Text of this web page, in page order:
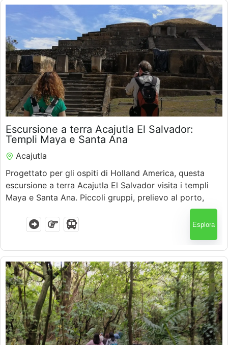
$65.00
7 Ore
Escursione a terra Acajutla El Salvador:
Templi Maya e Santa Ana
Acajutla
Progettato per gli ospiti di Holland America, questa
escursione a terra Acajutla El Salvador visita i templi
Maya e Santa Ana. Piccoli gruppi, prelievo al porto,
Esplora